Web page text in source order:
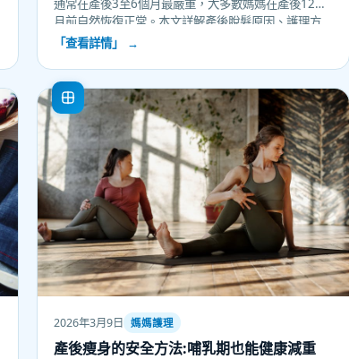
通常在產後3至6個月最嚴重，大多數媽媽在產後12個
月前自然恢復正常。本文詳解產後脫髮原因、護理方
法及何時需要求醫，幫助新媽媽安心應對這個常見狀
「查看詳情」 →
2026年3月9日 媽媽護理
產後瘦身的安全方法:哺乳期也能健康減重